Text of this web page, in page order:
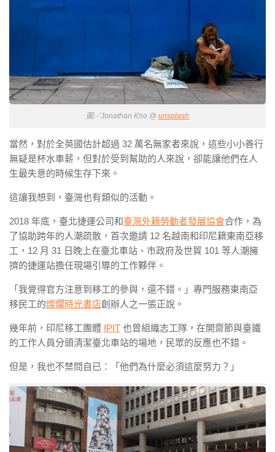
圖／Jonathan Kho @ unsplash
當然，對於全英國估計超過 32 萬名無家者來說，這些小小善行
無疑是杯水車薪，但對於受到幫助的人來說，卻能讓他們在人
生最失意的時候生存下來。
這讓我想到，臺灣也有類似的活動。
2018 年底，臺北捷運公司和臺灣外籍勞動者發展協會合作，為
了協助跨年的人潮疏散，首次邀請 12 名越南和印尼籍東南亞移
工，12 月 31 日晚上在臺北車站、市政府及世貿 101 等人潮擁
擠的捷運站擔任現場引導的工作夥伴。
「我覺得官方注意到移工的參與，還不錯。」專門服務東南亞
移民工的燦爛時光書店創辦人之一張正說。
幾年前，印尼移工團體 IPIT 也曾組織志工隊，在開齋節與臺鐵
的工作人員分頭清潔臺北車站的場地，民眾的反應也不錯。
但是，我也不禁問自已：「他們為什麼必須這麼努力？」